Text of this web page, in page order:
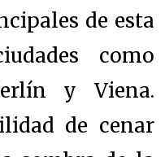
de esta
como
y Viena.
de cenar